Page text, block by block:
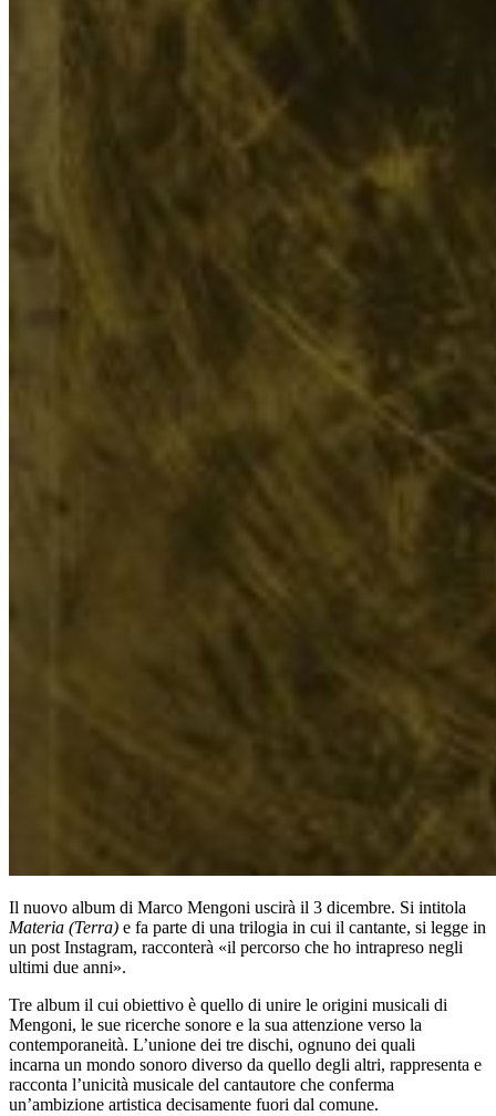
Il nuovo album di Marco Mengoni uscirà il 3 dicembre. Si intitola
Materia (Terra) e fa parte di una trilogia in cui il cantante, si legge in
un post Instagram, racconterà «il percorso che ho intrapreso negli
ultimi due anni».
Tre album il cui obiettivo è quello di unire le origini musicali di
Mengoni, le sue ricerche sonore e la sua attenzione verso la
contemporaneità. L’unione dei tre dischi, ognuno dei quali
incarna un mondo sonoro diverso da quello degli altri, rappresenta e
racconta l’unicità musicale del cantautore che conferma
un’ambizione artistica decisamente fuori dal comune.